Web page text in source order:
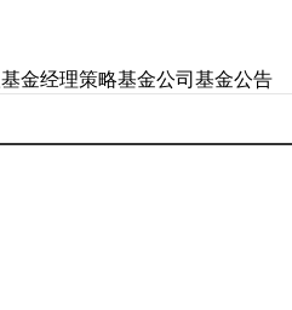
基金经理策略基金公司基金公告